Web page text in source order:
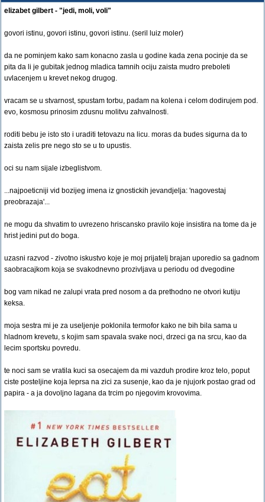
elizabet gilbert - "jedi, moli, voli"
govori istinu, govori istinu, govori istinu. (seril luiz moler)
da ne pominjem kako sam konacno zasla u godine kada zena pocinje da se
pita da li je gubitak jednog mladica tamnih ociju zaista mudro preboleti
uvlacenjem u krevet nekog drugog.
vracam se u stvarnost, spustam torbu, padam na kolena i celom dodirujem pod.
evo, kosmosu prinosim zdusnu molitvu zahvalnosti.
roditi bebu je isto sto i uraditi tetovazu na licu. moras da budes sigurna da to
zaista zelis pre nego sto se u to upustis.
oci su nam sijale izbeglistvom.
...najpoeticniji vid bozijeg imena iz gnostickih jevandjelja: 'nagovestaj
preobrazaja'...
ne mogu da shvatim to uvrezeno hriscansko pravilo koje insistira na tome da je
hrist jedini put do boga.
uzasni razvod - zivotno iskustvo koje je moj prijatelj brajan uporedio sa gadnom
saobracajkom koja se svakodnevno prozivljava u periodu od dvegodine
bog vam nikad ne zalupi vrata pred nosom a da prethodno ne otvori kutiju
keksa.
moja sestra mi je za useljenje poklonila termofor kako ne bih bila sama u
hladnom krevetu, s kojim sam spavala svake noci, drzeci ga na srcu, kao da
lecim sportsku povredu.
te noci sam se vratila kuci sa osecajem da mi vazduh prodire kroz telo, poput
ciste posteljine koja leprsa na zici za susenje, kao da je njujork postao grad od
papira - a ja dovoljno lagana da trcim po njegovim krovovima.